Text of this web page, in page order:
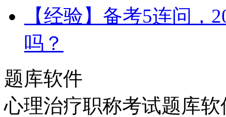
【经验】备考5连问，
吗？
题库软件
心理治疗职称考试题库软